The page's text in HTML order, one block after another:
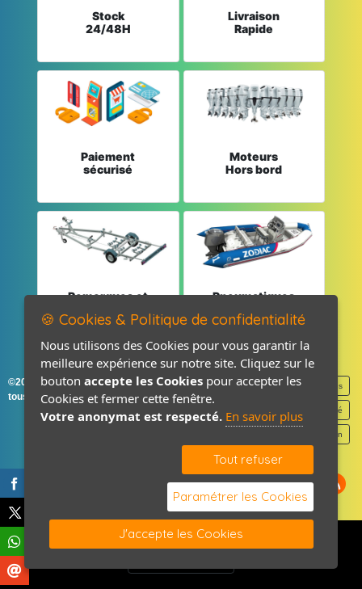
Stock
24/48H
Livraison
Rapide
Paiement
sécurisé
Moteurs
Hors bord
Remorques et
Pneumatiques
©2026-2027 France Accastillage
tous droits réservés
Mentions légales
Politique de confidentialité
Contact / Plan
🍪 Cookies & Politique de confidentialité
Nous utilisons des Cookies pour vous garantir la
meilleure expérience sur notre site. Cliquez sur le
bouton accepte les Cookies pour accepter les
Cookies et fermer cette fenêtre.
Votre anonymat est respecté. En savoir plus
Tout refuser
Paramétrer les Cookies
J'accepte les Cookies